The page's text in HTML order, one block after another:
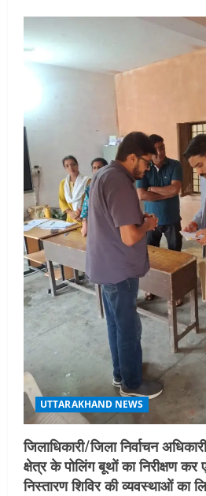
UTTARAKHAND NEWS
जिलाधिकारी/जिला निर्वाचन
क्षेत्र के पोलिंग बूथों का निरीक्षण
निस्तारण शिविर की व्यवस्थाओं का